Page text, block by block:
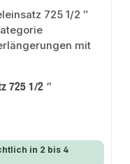
725 1/2 ″
in 2 bis 4